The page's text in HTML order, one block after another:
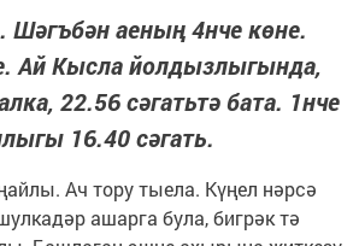
аеның 4нче көне.
Ай Кысла йолдызлыгында,
22.56 сәгатьтә бата. 1нче
16.40 сәгать.
Ач тору тыела. Күңел нәрсә
ашарга була, бигрәк тә